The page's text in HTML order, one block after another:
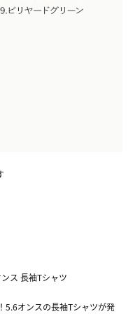
ス 長袖Tシャツ
5.6オンスの長袖Tシャツが発